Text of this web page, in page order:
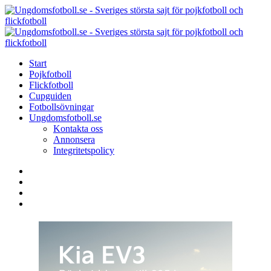
Menu
Search
Menu
Start
Pojkfotboll
Flickfotboll
Cupguiden
Fotbollsövningar
Ungdomsfotboll.se
Kontakta oss
Annonsera
Integritetspolicy